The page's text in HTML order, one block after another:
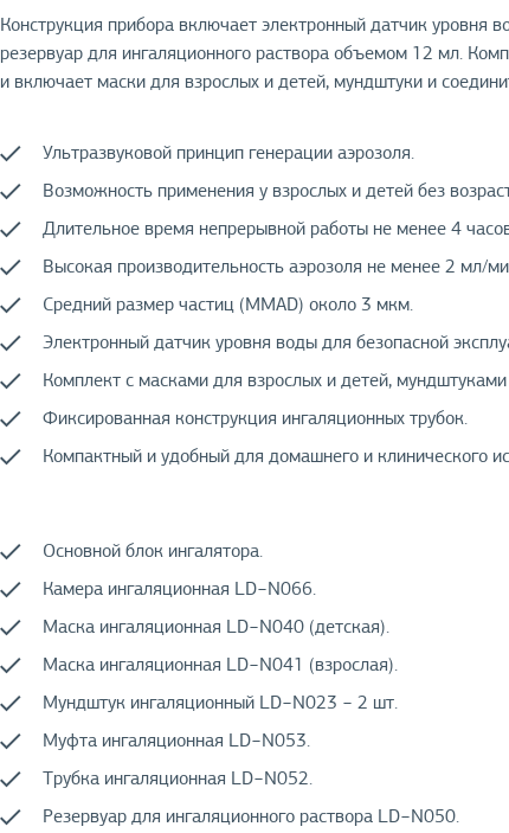
Конструкция прибора включает электронный датчик уровня
резервуар для ингаляционного раствора объемом 12 мл.
и включает маски для взрослых и детей, мундштуки и
Ультразвуковой принцип генерации аэрозоля.
Возможность применения у взрослых и детей без
Длительное время непрерывной работы не менее 4
Высокая производительность аэрозоля не менее 2 мл/
Средний размер частиц (MMAD) около 3 мкм.
Электронный датчик уровня воды для безопасной
Комплект с масками для взрослых и детей,
Фиксированная конструкция ингаляционных трубок.
Компактный и удобный для домашнего и клинического
Основной блок ингалятора.
Камера ингаляционная LD−N066.
Маска ингаляционная LD−N040 (детская).
Маска ингаляционная LD−N041 (взрослая).
Мундштук ингаляционный LD−N023 − 2 шт.
Муфта ингаляционная LD−N053.
Трубка ингаляционная LD−N052.
Резервуар для ингаляционного раствора LD−N050.